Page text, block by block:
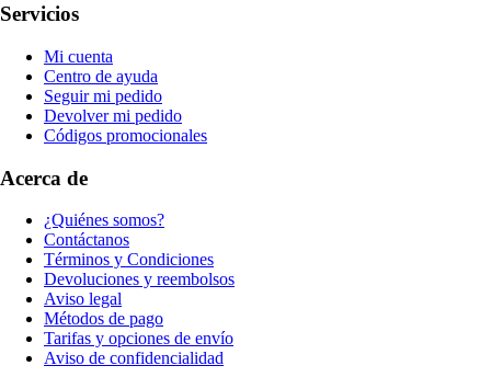
Servicios
Mi cuenta
Centro de ayuda
Seguir mi pedido
Devolver mi pedido
Códigos promocionales
Acerca de
¿Quiénes somos?
Contáctanos
Términos y Condiciones
Devoluciones y reembolsos
Aviso legal
Métodos de pago
Tarifas y opciones de envío
Aviso de confidencialidad